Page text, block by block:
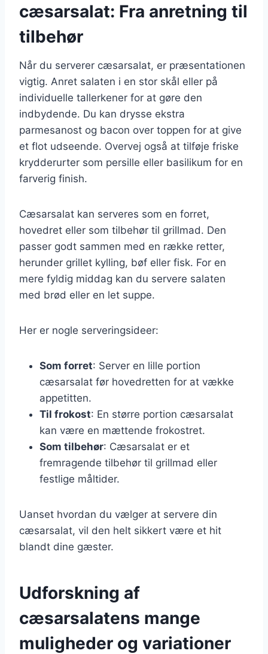
cæsarsalat: Fra anretning til
tilbehør
Når du serverer cæsarsalat, er præsentationen
vigtig. Anret salaten i en stor skål eller på
individuelle tallerkener for at gøre den
indbydende. Du kan drysse ekstra
parmesanost og bacon over toppen for at give
et flot udseende. Overvej også at tilføje friske
krydderurter som persille eller basilikum for en
farverig finish.
Cæsarsalat kan serveres som en forret,
hovedret eller som tilbehør til grillmad. Den
passer godt sammen med en række retter,
herunder grillet kylling, bøf eller fisk. For en
mere fyldig middag kan du servere salaten
med brød eller en let suppe.
Her er nogle serveringsideer:
Som forret: Server en lille portion
cæsarsalat før hovedretten for at vække
appetitten.
Til frokost: En større portion cæsarsalat
kan være en mættende frokostret.
Som tilbehør: Cæsarsalat er et
fremragende tilbehør til grillmad eller
festlige måltider.
Uanset hvordan du vælger at servere din
cæsarsalat, vil den helt sikkert være et hit
blandt dine gæster.
Udforskning af
cæsarsalatens mange
muligheder og variationer